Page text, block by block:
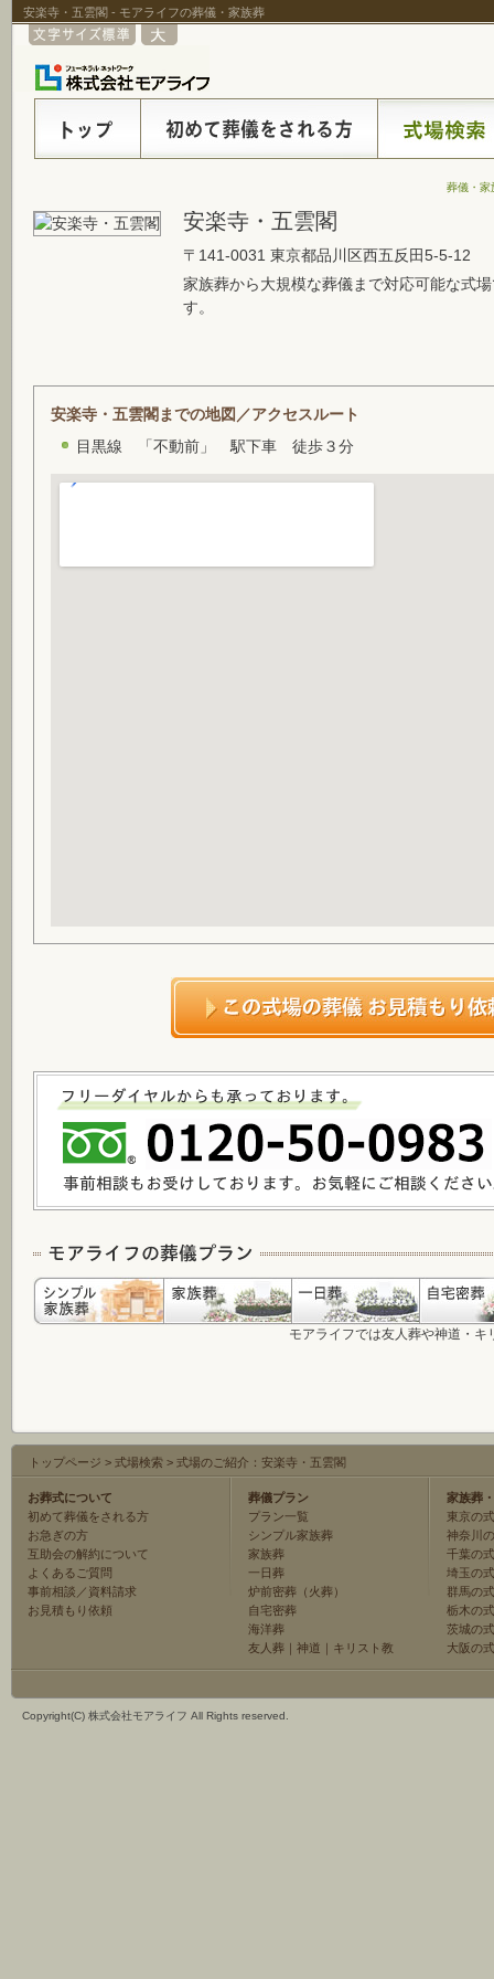
安楽寺・五雲閣 - モアライフの葬儀・家族葬
葬儀・家
安楽寺・五雲閣
〒141-0031 東京都品川区西五反田5-5-12
家族葬から大規模な葬儀まで対応可能な式
す。
安楽寺・五雲閣までの地図／アクセスルート
目黒線 「不動前」 駅下車 徒歩３分
モアライフでは友人葬や神道・
トップページ > 式場検索 > 式場のご紹介：安楽寺・五雲閣
お葬式について
初めて葬儀をされる方
お急ぎの方
互助会の解約について
よくあるご質問
事前相談／資料請求
お見積もり依頼
葬儀プラン
プラン一覧
シンプル家族葬
家族葬
一日葬
炉前密葬（火葬）
自宅密葬
海洋葬
友人葬 ｜ 神道 ｜ キリスト教
家族葬
東京の
神奈川
千葉の
埼玉の
群馬の
栃木の
茨城の
大阪の
Copyright(C) 株式会社モアライフ All Rights reserved.